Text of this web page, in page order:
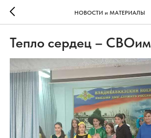
НОВОСТИ и МАТЕРИАЛЫ
Тепло сердец – СВОим